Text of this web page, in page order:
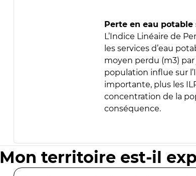
Perte en eau potable
L’Indice Linéaire de
les services d’eau
moyen perdu (m3)
population influe sur
importante, plus les
concentration de la
conséquence.
Mon territoire est-il